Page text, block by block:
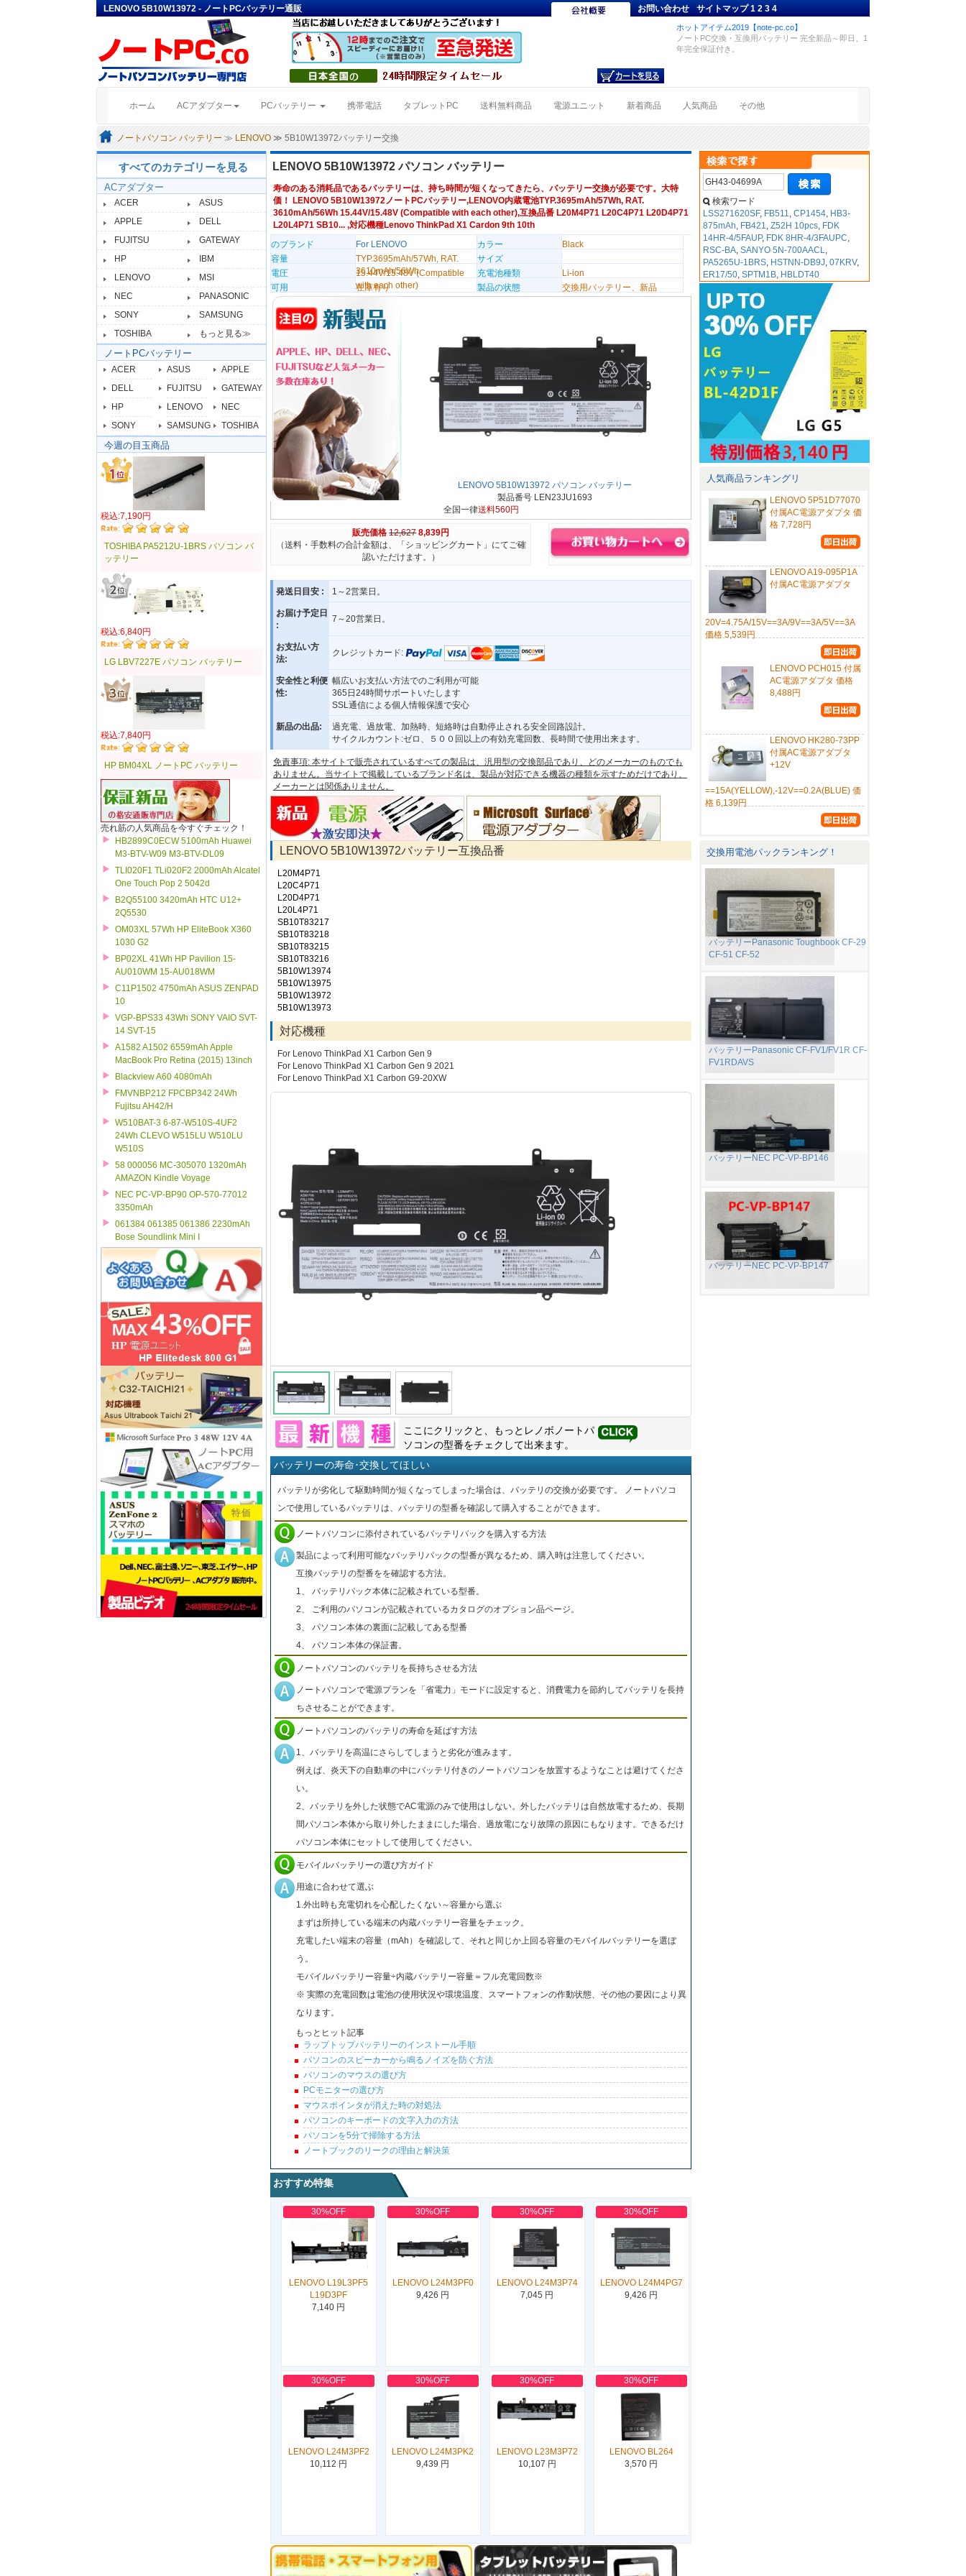
LENOVO 5B10W13972 - ノートPCバッテリー通販 お問い合わせ サイトマップ 1234
ホットアイテム2019【note-pc.co】
ノートPC交換・互換用バッテリー 完全新品～即日、1
年完全保証付き。
ホーム (current)ACアダプター PCバッテリー 携帯電話 タブレットPC 送料無料商品 電源ユニット 新着商品 人気商品 その他
ノートパソコン バッテリー ≫ LENOVO ≫ 5B10W13972バッテリー交換
すべてのカテゴリーを見る
ACアダプター
ACER
ASUS
APPLE
DELL
FUJITSU
GATEWAY
HP
IBM
LENOVO
MSI
NEC
PANASONIC
SONY
SAMSUNG
TOSHIBA
もっと見る≫
ノートPCバッテリー
ACER ASUS
APPLE
DELL
FUJITSU
GATEWAY
HP
LENOVO
NEC
SONY
SAMSUNG TOSHIBA
今週の目玉商品
税込:7,190円
TOSHIBA PA5212U-1BRS パソコン バ
ッテリー
税込:6,840円
LG LBV7227E パソコン バッテリー
税込:7,840円
HP BM04XL ノートPC バッテリー
売れ筋の人気商品を今すぐチェック！
HB2899C0ECW 5100mAh Huawei
M3-BTV-W09 M3-BTV-DL09
TLI020F1 TLi020F2 2000mAh Alcatel
One Touch Pop 2 5042d
B2Q55100 3420mAh HTC U12+
2Q5530
OM03XL 57Wh HP EliteBook X360
1030 G2
BP02XL 41Wh HP Pavilion 15-
AU010WM 15-AU018WM
C11P1502 4750mAh ASUS ZENPAD
10
VGP-BPS33 43Wh SONY VAIO SVT-
14 SVT-15
A1582 A1502 6559mAh Apple
MacBook Pro Retina (2015) 13inch
Blackview A60 4080mAh
FMVNBP212 FPCBP342 24Wh
Fujitsu AH42/H
W510BAT-3 6-87-W510S-4UF2
24Wh CLEVO W515LU W510LU
W510S
58 000056 MC-305070 1320mAh
AMAZON Kindle Voyage
NEC PC-VP-BP90 OP-570-77012
3350mAh
061384 061385 061386 2230mAh
Bose Soundlink Mini I
LENOVO 5B10W13972 パソコン バッテリー
寿命のある消耗品であるバッテリーは、持ち時間が短くなってきたら、バッテリー交換が必要です。大特
価！ LENOVO 5B10W13972ノートPCバッテリー,LENOVO内蔵電池TYP.3695mAh/57Wh, RAT.
3610mAh/56Wh 15.44V/15.48V (Compatible with each other),互換品番 L20M4P71 L20C4P71 L20D4P71
L20L4P71 SB10... ,対応機種Lenovo ThinkPad X1 Cardon 9th 10th
のブランド
For LENOVO カラー
Black
容量
TYP.3695mAh/57Wh, RAT.
3610mAh/56Wh
サイズ
電圧
15.44V/15.48V (Compatible
with each other)
充電池種類
Li-ion
可用
在庫有り 製品の状態 交換用バッテリー、新品
LENOVO 5B10W13972 パソコン バッテリー
製品番号 LEN23JU1693
全国一律送料560円
販売価格 12,627 8,839円
（送料・手数料の合計金額は、「ショッピングカート」にてご確
認いただけます。）
発送日目安 : 1～2営業日。
お届け予定日
:
7～20営業日。
お支払い方
法:
クレジットカード:
安全性と利便
性:
幅広いお支払い方法でのご利用が可能
365日24時間サポートいたします
SSL通信による個人情報保護で安心
新品の出品:
過充電、過放電、加熱時、短絡時は自動停止される安全回路設計。
サイクルカウント:ゼロ、５００回以上の有効充電回数、長時間で使用出来ます。
免責事項: 本サイトで販売されているすべての製品は、汎用型の交換部品であり、どのメーカーのものでも
ありません。当サイトで掲載しているブランド名は、製品が対応できる機器の種類を示すためだけであり、
メーカーとは関係ありません。
LENOVO 5B10W13972バッテリー互換品番
L20M4P71
L20C4P71
L20D4P71
L20L4P71
SB10T83217
SB10T83218
SB10T83215
SB10T83216
5B10W13974
5B10W13975
5B10W13972
5B10W13973
対応機種
For Lenovo ThinkPad X1 Carbon Gen 9
For Lenovo ThinkPad X1 Carbon Gen 9 2021
For Lenovo ThinkPad X1 Carbon G9-20XW
ここにクリックと、もっと レノボ ノートパ
ソコンの型番をチェクして出来ます。
バッテリーの寿命･交換してほしい
バッテリが劣化して駆動時間が短くなってしまった場合は、バッテリの交換が必要です。 ノートパソコ
ンで使用しているバッテリは、バッテリの型番を確認して購入することができます。
ノートパソコンに添付されているバッテリパックを購入する方法
製品によって利用可能なバッテリパックの型番が異なるため、購入時は注意してください。
互換バッテリの型番をを確認する方法。
1、 バッテリパック本体に記載されている型番。
2、 ご利用のパソコンが記載されているカタログのオプション品ページ。
3、 パソコン本体の裏面に記載してある型番
4、 パソコン本体の保証書。
ノートパソコンのバッテリを長持ちさせる方法
ノートパソコンで電源プランを「省電力」モードに設定すると、消費電力を節約してバッテリを長持
ちさせることができます。
ノートパソコンのバッテリの寿命を延ばす方法
1、バッテリを高温にさらしてしまうと劣化が進みます。
例えば、炎天下の自動車の中にバッテリ付きのノートパソコンを放置するようなことは避けてくださ
い。
2、バッテリを外した状態でAC電源のみで使用はしない。外したバッテリは自然放電するため、長期
間パソコン本体から取り外したままにした場合、過放電になり故障の原因にもなります。できるだけ
パソコン本体にセットして使用してください。
モバイルバッテリーの選び方ガイド
用途に合わせて選ぶ
1.外出時も充電切れを心配したくない～容量から選ぶ
まずは所持している端末の内蔵バッテリー容量をチェック。
充電したい端末の容量（mAh）を確認して、それと同じか上回る容量のモバイルバッテリーを選ぼ
う。
モバイルバッテリー容量÷内蔵バッテリー容量＝フル充電回数※
※ 実際の充電回数は電池の使用状況や環境温度、スマートフォンの作動状態、その他の要因により異
なります。
もっとヒット記事
ラップトップバッテリーのインストール手順
パソコンのスピーカーから鳴るノイズを防ぐ方法
パソコンのマウスの選び方
PCモニターの選び方
マウスポインタが消えた時の対処法
パソコンのキーボードの文字入力の方法
パソコンを5分で掃除する方法
ノートブックのリークの理由と解決策
おすすめ特集
30%OFF
LENOVO L19L3PF5
L19D3PF
7,140 円
30%OFF
LENOVO L24M3PF0
9,426 円
30%OFF
LENOVO L24M3P74
7,045 円
30%OFF
LENOVO L24M4PG7
9,426 円
30%OFF
LENOVO L24M3PF2
10,112 円
30%OFF
LENOVO L24M3PK2
9,439 円
30%OFF
LENOVO L23M3P72
10,107 円
30%OFF
LENOVO BL264
3,570 円
検索ワード
LSS271620SF, FB511,CP1454, HB3-
875mAh, FB421,Z52H 10pcs, FDK
14HR-4/5FAUP, FDK 8HR-4/3FAUPC,
RSC-BA,SANYO 5N-700AACL,
PA5265U-1BRS, HSTNN-DB9J,07KRV,
ER17/50,SPTM1B, HBLDT40
人気商品ランキングリ
LENOVO 5P51D77070
付属AC電源アダプタ 価
格 7,728円
LENOVO A19-095P1A
付属AC電源アダプタ
20V=4.75A/15V==3A/9V==3A/5V==3A
価格 5,539円
LENOVO PCH015 付属
AC電源アダプタ 価格
8,488円
LENOVO HK280-73PP
付属AC電源アダプタ
+12V
==15A(YELLOW),-12V==0.2A(BLUE) 価
格 6,139円
交換用電池パックランキング！
バッテリーPanasonic Toughbook CF-29
CF-51 CF-52
バッテリーPanasonic CF-FV1/FV1R CF-
FV1RDAVS
バッテリーNEC PC-VP-BP146
バッテリーNEC PC-VP-BP147